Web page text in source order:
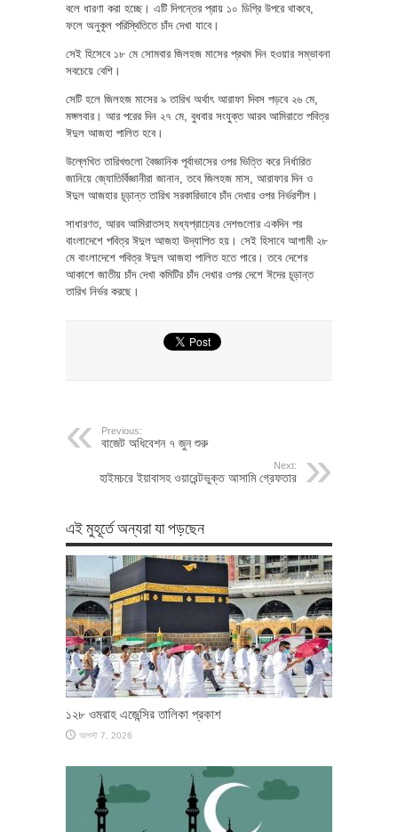
বলে ধারণা করা হচ্ছে। এটি দিগন্তের প্রায় ১০ ডিগ্রি উপরে থাকবে,
ফলে অনুকূল পরিস্থিতিতে চাঁদ দেখা যাবে।
সেই হিসেবে ১৮ মে সোমবার জিলহজ মাসের প্রথম দিন হওয়ার সম্ভাবনা
সবচেয়ে বেশি।
সেটি হলে জিলহজ মাসের ৯ তারিখ অর্থাৎ আরাফা দিবস পড়বে ২৬ মে,
মঙ্গলবার। আর পরের দিন ২৭ মে, বুধবার সংযুক্ত আরব আমিরাতে পবিত্র
ঈদুল আজহা পালিত হবে।
উল্লেখিত তারিখগুলো বৈজ্ঞানিক পূর্বাভাসের ওপর ভিত্তি করে নির্ধারিত
জানিয়ে জ্যোতির্বিজ্ঞানীরা জানান, তবে জিলহজ মাস, আরাফার দিন ও
ঈদুল আজহার চূড়ান্ত তারিখ সরকারিভাবে চাঁদ দেখার ওপর নির্ভরশীল।
সাধারণত, আরব আমিরাতসহ মধ্যপ্রাচ্যের দেশগুলোর একদিন পর
বাংলাদেশে পবিত্র ঈদুল আজহা উদ্‌যাপিত হয়। সেই হিসাবে আগামী ২৮
মে বাংলাদেশে পবিত্র ঈদুল আজহা পালিত হতে পারে। তবে দেশের
আকাশে জাতীয় চাঁদ দেখা কমিটির চাঁদ দেখার ওপর দেশে ঈদের চূড়ান্ত
তারিখ নির্ভর করছে।
Previous:
বাজেট অধিবেশন ৭ জুন শুরু
Next:
হাইমচরে ইয়াবাসহ ওয়ারেন্টভুক্ত আসামি গ্রেফতার
এই মুহূর্তে অন্যরা যা পড়ছেন
১২৮ ওমরাহ এজেন্সির তালিকা প্রকাশ
আগস্ট 7, 2026